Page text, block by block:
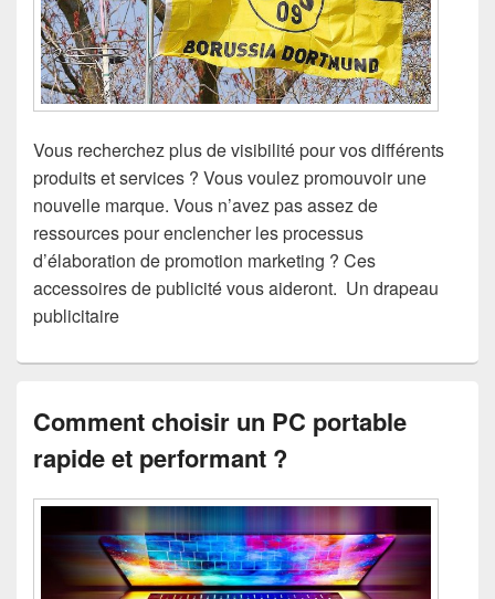
Vous recherchez plus de visibilité pour vos différents
produits et services ? Vous voulez promouvoir une
nouvelle marque. Vous n’avez pas assez de
ressources pour enclencher les processus
d’élaboration de promotion marketing ? Ces
accessoires de publicité vous aideront. Un drapeau
publicitaire
Comment choisir un PC portable
rapide et performant ?